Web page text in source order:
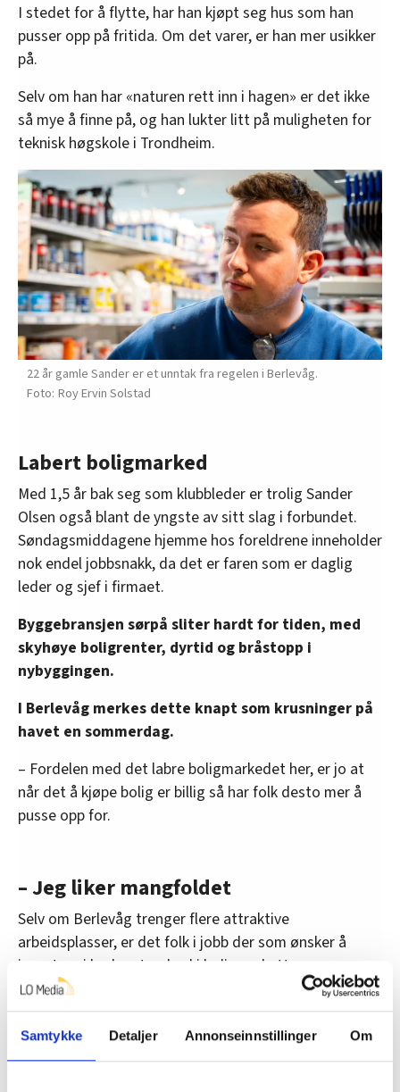
Samtykke Detaljer Annonseinnstillinger Om
I stedet for å flytte, har han kjøpt seg hus som han
pusser opp på fritida. Om det varer, er han mer usikker
på.
Selv om han har «naturen rett inn i hagen» er det ikke
så mye å finne på, og han lukter litt på muligheten for
teknisk høgskole i Trondheim.
22 år gamle Sander er et unntak fra regelen i Berlevåg.
Roy Ervin Solstad
Labert boligmarked
Med 1,5 år bak seg som klubbleder er trolig Sander
Olsen også blant de yngste av sitt slag i forbundet.
Søndagsmiddagene hjemme hos foreldrene inneholder
nok endel jobbsnakk, da det er faren som er daglig
leder og sjef i firmaet.
Byggebransjen sørpå sliter hardt for tiden, med
skyhøye boligrenter, dyrtid og bråstopp i
nybyggingen.
I Berlevåg merkes dette knapt som krusninger på
havet en sommerdag.
– Fordelen med det labre boligmarkedet her, er jo at
når det å kjøpe bolig er billig så har folk desto mer å
pusse opp for.
– Jeg liker mangfoldet
Selv om Berlevåg trenger flere attraktive
arbeidsplasser, er det folk i jobb der som ønsker å
investere i bedre standard i bolig og hytte.
De som gjør det, har trolig ingen planer om å flytte –
for pengene man bruker på hus her ute på Verdens
ende, de tjener man neppe inn igjen ved å selge